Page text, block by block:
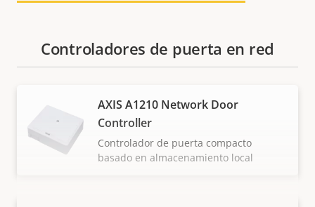
Controladores de puerta en red
AXIS A1210 Network Door
Controller
Controlador de puerta compacto
basado en almacenamiento local